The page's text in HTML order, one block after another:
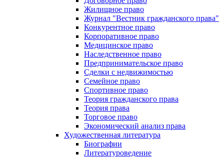
Жилищное право
Журнал "Вестник гражданского права"
Конкурентное право
Корпоративное право
Медицинское право
Наследственное право
Предпринимательское право
Сделки с недвижимостью
Семейное право
Спортивное право
Теория гражданского права
Теория права
Торговое право
Экономический анализ права
Художественная литература
Биографии
Литературоведение